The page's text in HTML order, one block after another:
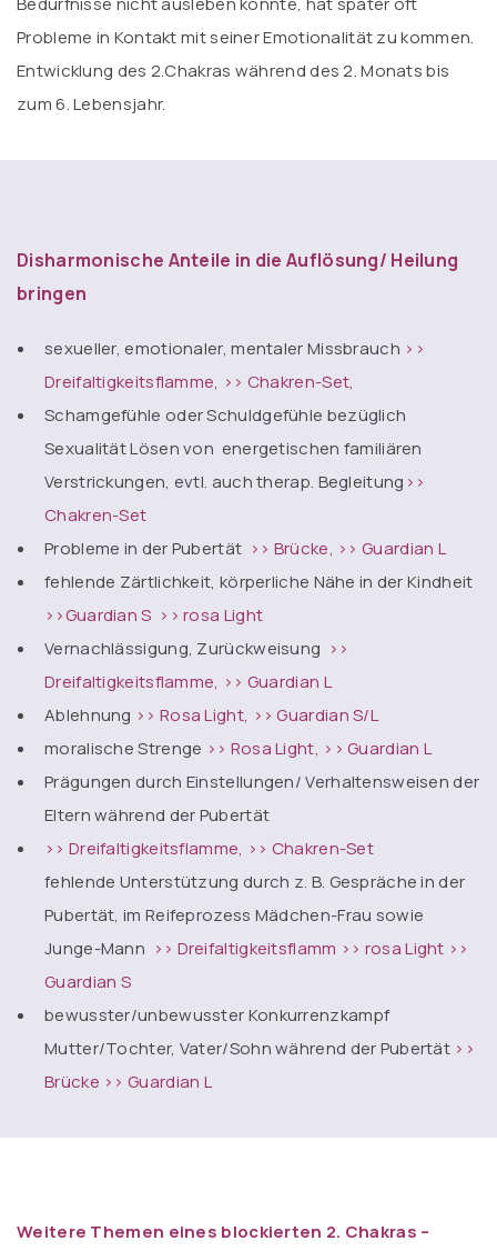
Probleme in Kontakt mit seiner Emotionalität zu kommen.
Entwicklung des 2.Chakras während des 2. Monats bis
zum 6. Lebensjahr.
Disharmonische Anteile in die Auflösung/ Heilung
bringen
sexueller, emotionaler, mentaler Missbrauch >>
Dreifaltigkeitsflamme, >> Chakren-Set,
Schamgefühle oder Schuldgefühle bezüglich
Sexualität Lösen von energetischen familiären
Verstrickungen, evtl. auch therap. Begleitung >>
Chakren-Set
Probleme in der Pubertät >> Brücke, >> Guardian L
fehlende Zärtlichkeit, körperliche Nähe in der Kindheit
>>Guardian S >> rosa Light
Vernachlässigung, Zurückweisung >>
Dreifaltigkeitsflamme, >> Guardian L
Ablehnung >> Rosa Light, >> Guardian S/L
moralische Strenge >> Rosa Light, >> Guardian L
Prägungen durch Einstellungen/ Verhaltensweisen der
Eltern während der Pubertät
>> Dreifaltigkeitsflamme, >> Chakren-Set
fehlende Unterstützung durch z. B. Gespräche in der
Pubertät, im Reifeprozess Mädchen-Frau sowie
Junge-Mann >> Dreifaltigkeitsflamm >> rosa Light >>
Guardian S
bewusster/unbewusster Konkurrenzkampf
Mutter/Tochter, Vater/Sohn während der Pubertät >>
Brücke >> Guardian L
Weitere Themen eines blockierten 2. Chakras –